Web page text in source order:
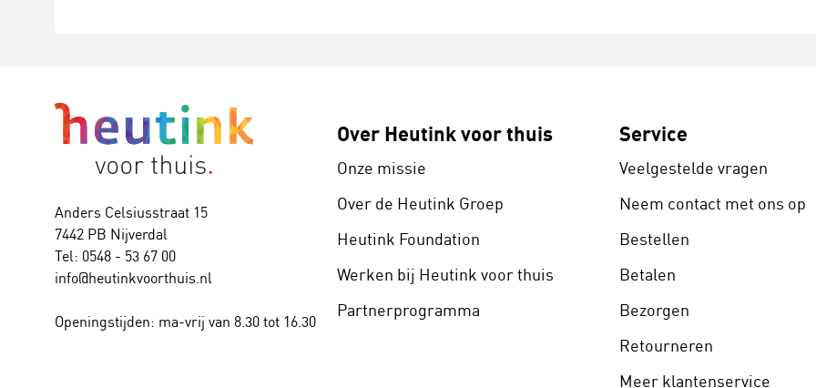
Anders Celsiusstraat 15
7442 PB Nijverdal
Tel: 0548 - 53 67 00
info@heutinkvoorthuis.nl
Openingstijden: ma-vrij van 8.30 tot 16.30
Over Heutink voor thuis
Onze missie
Over de Heutink Groep
Heutink Foundation
Werken bij Heutink voor thuis
Partnerprogramma
Service
Veelgestelde vragen
Neem contact met ons op
Bestellen
Betalen
Bezorgen
Retourneren
Meer klantenservice